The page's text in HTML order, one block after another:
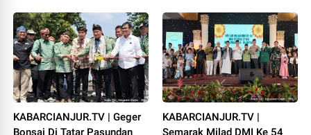
KABARCIANJUR.TV | Geger
Bonsai Di Tatar Pasundan
KABARCIANJUR.TV |
Semarak Milad DMI Ke 54